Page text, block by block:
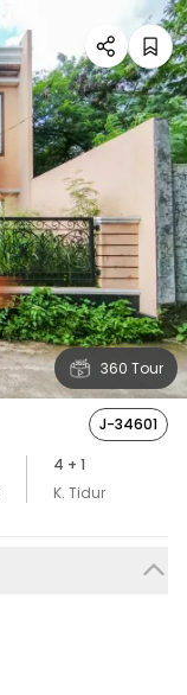
360 Tour
J-34601
4 + 1
K. Tidur